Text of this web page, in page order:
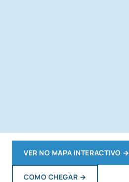
VER NO MAPA INTERACTIVO →
COMO CHEGAR →